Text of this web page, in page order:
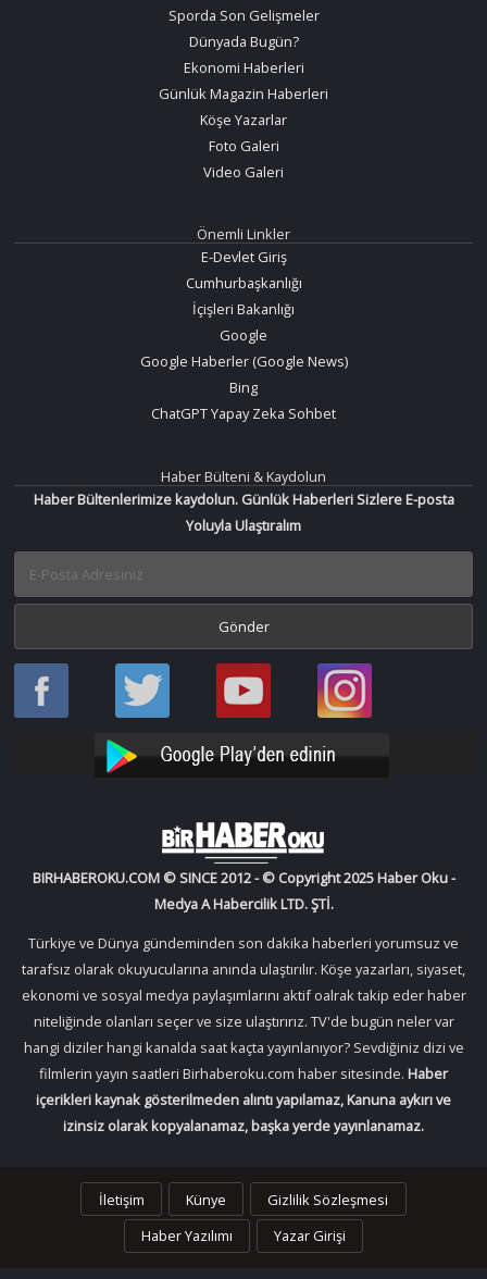
Sporda Son Gelişmeler
Dünyada Bugün?
Ekonomi Haberleri
Günlük Magazin Haberleri
Köşe Yazarlar
Foto Galeri
Video Galeri
Önemli Linkler
E-Devlet Giriş
Cumhurbaşkanlığı
İçişleri Bakanlığı
Google
Google Haberler (Google News)
Bing
ChatGPT Yapay Zeka Sohbet
Haber Bülteni & Kaydolun
Haber Bültenlerimize kaydolun. Günlük Haberleri Sizlere E-posta
Yoluyla Ulaştıralım
Haber
Oku
Haber
Oku
Bir
Haber
YouTube
Bir
Haber
Instagram
BIRHABEROKU.COM © SINCE 2012 - © Copyright 2025 Haber Oku -
Medya A Habercilik LTD. ŞTİ.
Türkiye ve Dünya gündeminden son dakika haberleri yorumsuz ve
tarafsız olarak okuyucularına anında ulaştırılır. Köşe yazarları, siyaset,
ekonomi ve sosyal medya paylaşımlarını aktif oalrak takip eder haber
niteliğinde olanları seçer ve size ulaştırırız. TV'de bugün neler var
hangi diziler hangi kanalda saat kaçta yayınlanıyor? Sevdiğiniz dizi ve
filmlerin yayın saatleri Birhaberoku.com haber sitesinde. Haber
içerikleri kaynak gösterilmeden alıntı yapılamaz, Kanuna aykırı ve
izinsiz olarak kopyalanamaz, başka yerde yayınlanamaz.
İletişim Künye
Gizlilik Sözleşmesi
Haber Yazılımı
Yazar Girişi